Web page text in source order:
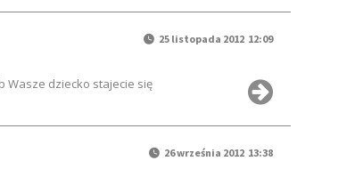
25 listopada 2012 12:09
Wasze dziecko stajecie się
26 września 2012 13:38